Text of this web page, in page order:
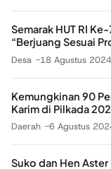
Semarak HUT RI
“Berjuang Sesuai
Desa 18 Agustus 2024
Kemungkinan 90
Karim di Pilkada
Daerah 6 Agustus
Suko dan Hen